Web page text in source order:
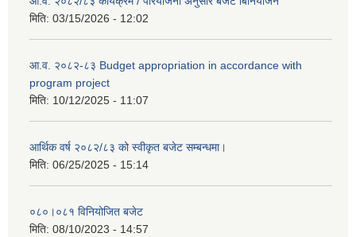
मिति: 03/15/2026 - 12:02
आ.व. २०८२-८३ Budget appropriation in accordance with
program project
मिति: 10/12/2025 - 11:07
आर्थिक वर्ष २०८२/८३ को स्वीकृत बजेट सम्बन्धमा।
मिति: 06/25/2025 - 15:14
०८०।०८१ विनियोजित बजेट
मिति: 08/10/2023 - 14:57